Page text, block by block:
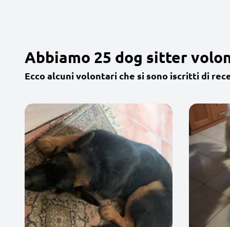
Abbiamo 25 dog sitter
Ecco alcuni volontari che si sono iscritti di